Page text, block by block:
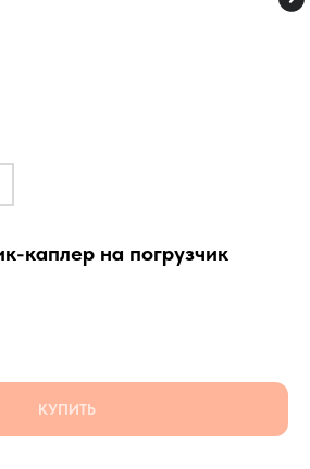
каплер на погрузчик
КУПИТЬ